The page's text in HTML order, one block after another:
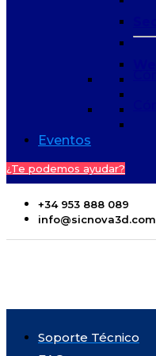
Eventos
¿Te podemos ayudar?
+34 953 888 089
info@sicnova3d.com
Soporte Técnico